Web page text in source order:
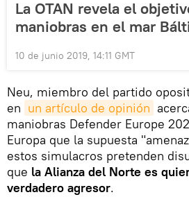
La OTAN revela el
maniobras en el mar
10 de junio 2019, 14:11 GMT
Neu, miembro del partido
en un artículo de opinión
maniobras Defender Europe
Europa que la supuesta
estos simulacros pretenden
que la Alianza del Norte es
verdadero agresor.